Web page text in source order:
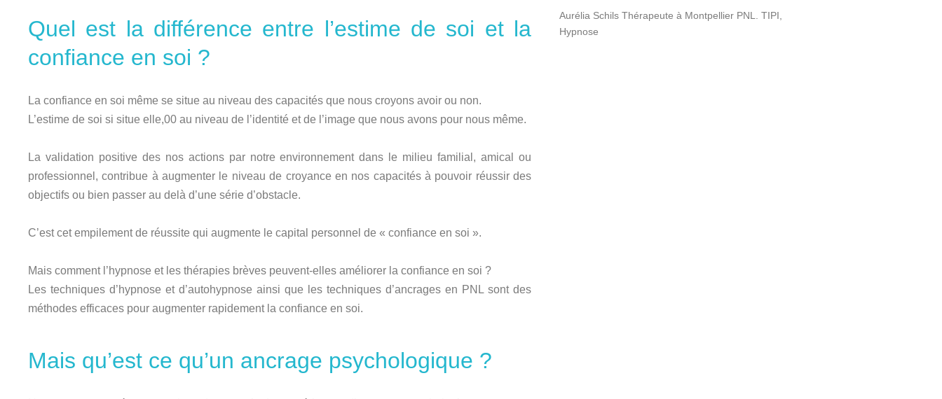
Quel est la différence entre l’estime de soi et la
confiance en soi ?
La confiance en soi même se situe au niveau des capacités que nous croyons avoir ou non.
L’estime de soi si situe elle,00 au niveau de l’identité et de l’image que nous avons pour nous même.
La validation positive des nos actions par notre environnement dans le milieu familial, amical ou
professionnel, contribue à augmenter le niveau de croyance en nos capacités à pouvoir réussir des
objectifs ou bien passer au delà d’une série d’obstacle.
C’est cet empilement de réussite qui augmente le capital personnel de « confiance en soi ».
Mais comment l’hypnose et les thérapies brèves peuvent-elles améliorer la confiance en soi ?
Les techniques d’hypnose et d’autohypnose ainsi que les techniques d’ancrages en PNL sont des
méthodes efficaces pour augmenter rapidement la confiance en soi.
Mais qu’est ce qu’un ancrage psychologique ?
Aurélia Schils Thérapeute à Montpellier PNL. TIPI,
Hypnose